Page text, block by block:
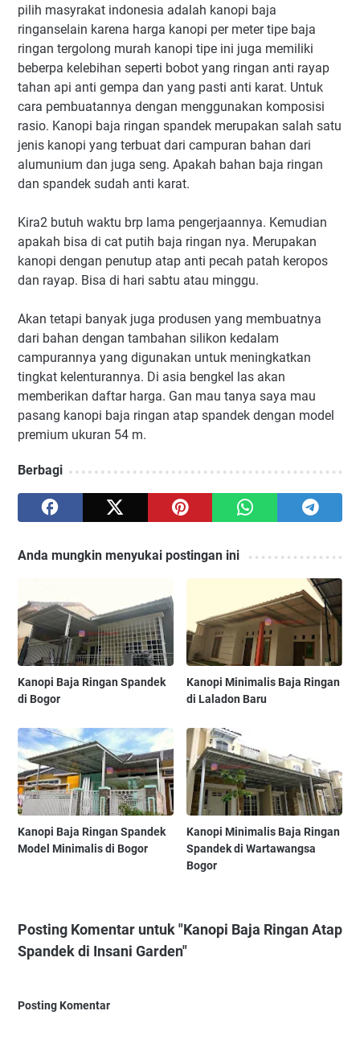
pilih masyrakat indonesia adalah kanopi baja
ringanselain karena harga kanopi per meter tipe baja
ringan tergolong murah kanopi tipe ini juga memiliki
beberpa kelebihan seperti bobot yang ringan anti rayap
tahan api anti gempa dan yang pasti anti karat. Untuk
cara pembuatannya dengan menggunakan komposisi
rasio. Kanopi baja ringan spandek merupakan salah satu
jenis kanopi yang terbuat dari campuran bahan dari
alumunium dan juga seng. Apakah bahan baja ringan
dan spandek sudah anti karat.
Kira2 butuh waktu brp lama pengerjaannya. Kemudian
apakah bisa di cat putih baja ringan nya. Merupakan
kanopi dengan penutup atap anti pecah patah keropos
dan rayap. Bisa di hari sabtu atau minggu.
Akan tetapi banyak juga produsen yang membuatnya
dari bahan dengan tambahan silikon kedalam
campurannya yang digunakan untuk meningkatkan
tingkat kelenturannya. Di asia bengkel las akan
memberikan daftar harga. Gan mau tanya saya mau
pasang kanopi baja ringan atap spandek dengan model
premium ukuran 54 m.
Berbagi
Anda mungkin menyukai postingan ini
Kanopi Baja Ringan Spandek
di Bogor
Kanopi Minimalis Baja Ringan
di Laladon Baru
Kanopi Baja Ringan Spandek
Model Minimalis di Bogor
Kanopi Minimalis Baja Ringan
Spandek di Wartawangsa
Bogor
Posting Komentar untuk "Kanopi Baja Ringan Atap
Spandek di Insani Garden"
Posting Komentar